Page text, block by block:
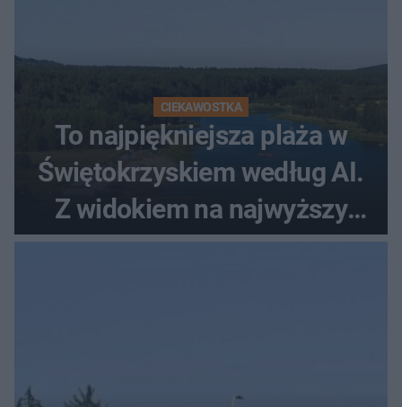
CIEKAWOSTKA
To najpiękniejsza plaża w
Świętokrzyskiem według AI.
Z widokiem na najwyższy
szczyt Gór Świętokrzyskich